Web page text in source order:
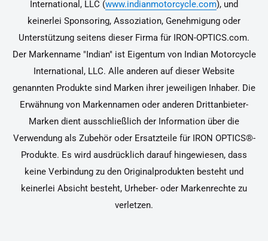
International, LLC (www.indianmotorcycle.com), und
keinerlei Sponsoring, Assoziation, Genehmigung oder
Unterstützung seitens dieser Firma für IRON-OPTICS.com.
Der Markenname "Indian" ist Eigentum von Indian Motorcycle
International, LLC. Alle anderen auf dieser Website
genannten Produkte sind Marken ihrer jeweiligen Inhaber. Die
Erwähnung von Markennamen oder anderen Drittanbieter-
Marken dient ausschließlich der Information über die
Verwendung als Zubehör oder Ersatzteile für IRON OPTICS®-
Produkte. Es wird ausdrücklich darauf hingewiesen, dass
keine Verbindung zu den Originalprodukten besteht und
keinerlei Absicht besteht, Urheber- oder Markenrechte zu
verletzen.